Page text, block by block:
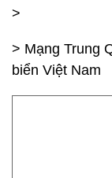
>
> Mạng Trung
biển Việt Nam